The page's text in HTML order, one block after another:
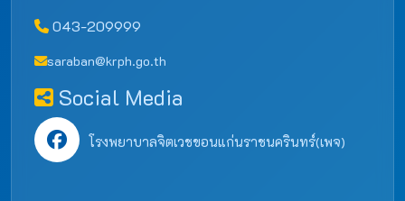
043-209999
saraban@krph.go.th
Social Media
โรงพยาบาลจิตเวชขอนแก่นราชนครินทร์(เพจ)